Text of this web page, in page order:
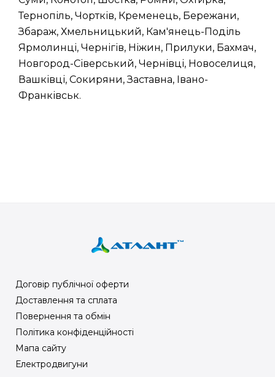
Тернопіль, Чортків, Кременець, Бережани,
Збараж, Хмельницький, Кам'янець-Поділь
Ярмолинці, Чернігів, Ніжин, Прилуки, Бахмач,
Новгород-Сіверський, Чернівці, Новоселиця,
Вашківці, Сокиряни, Заставна, Івано-
Франківськ.
Договір публічної оферти
Доставлення та сплата
Повернення та обмін
Політика конфіденційності
Мапа сайту
Електродвигуни